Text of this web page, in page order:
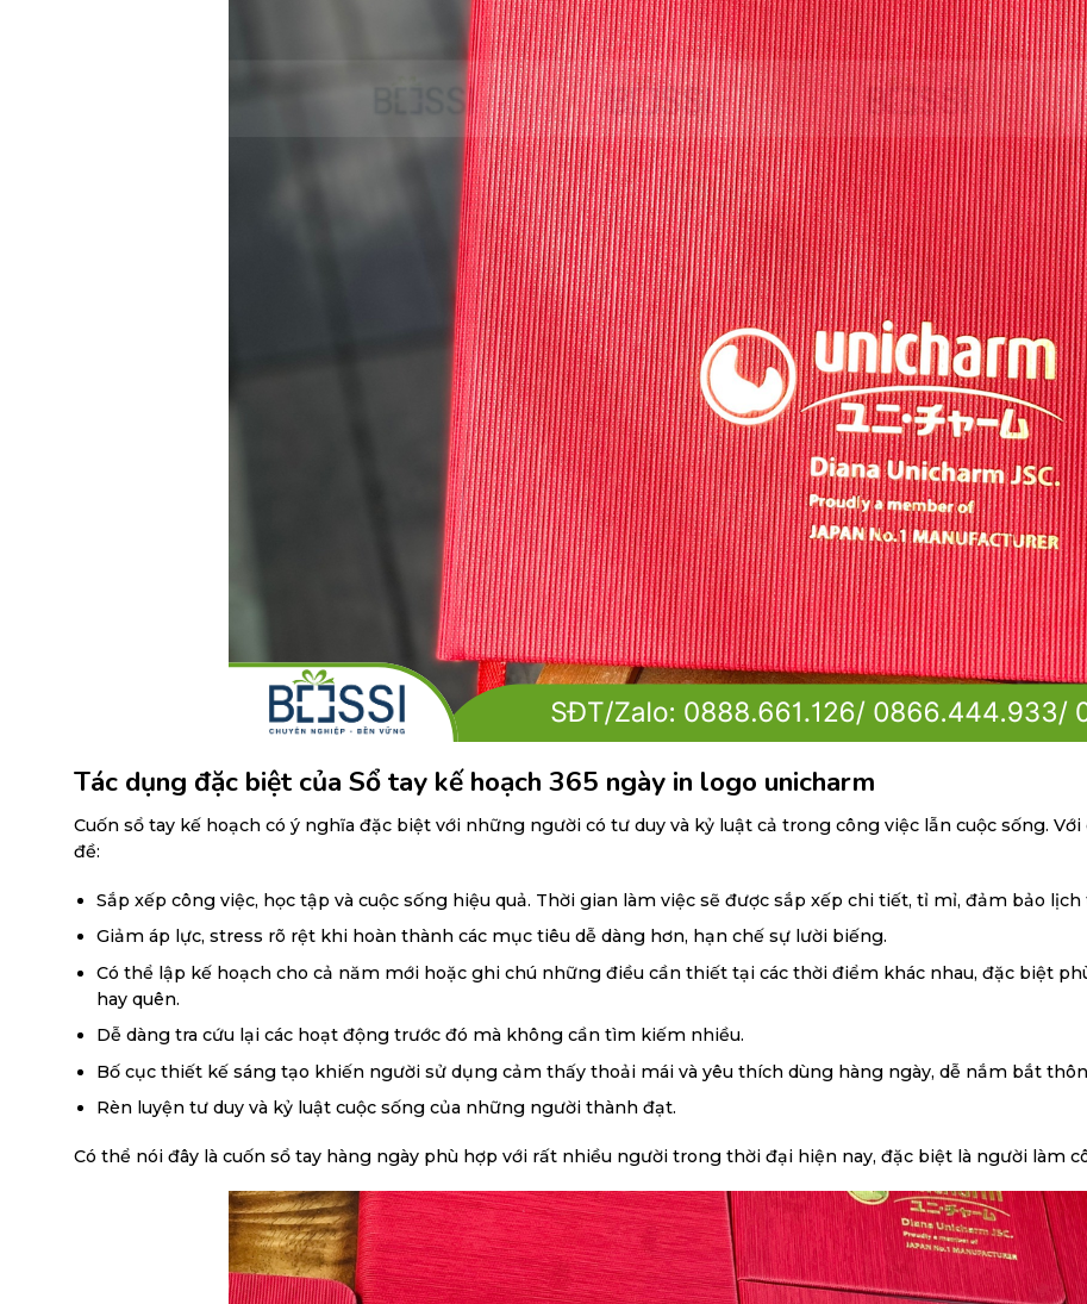
Tác dụng đặc biệt của Sổ tay kế hoạch 365 ngày in logo unicharm
Cuốn sổ tay kế hoạch có ý nghĩa đặc biệt với những người có tư duy và kỷ luật cả trong công việc lẫn cuộc sống.
đề:
Sắp xếp công việc, học tập và cuộc sống hiệu quả. Thời gian làm việc sẽ được sắp xếp chi tiết, tỉ mỉ, đảm bảo
Giảm áp lực, stress rõ rệt khi hoàn thành các mục tiêu dễ dàng hơn, hạn chế sự lười biếng.
Có thể lập kế hoạch cho cả năm mới hoặc ghi chú những điều cần thiết tại các thời điểm khác nhau, đặc biệt
hay quên.
Dễ dàng tra cứu lại các hoạt động trước đó mà không cần tìm kiếm nhiều.
Bố cục thiết kế sáng tạo khiến người sử dụng cảm thấy thoải mái và yêu thích dùng hàng ngày, dễ nắm bắt
Rèn luyện tư duy và kỷ luật cuộc sống của những người thành đạt.
Có thể nói đây là cuốn sổ tay hàng ngày phù hợp với rất nhiều người trong thời đại hiện nay, đặc biệt là người làm